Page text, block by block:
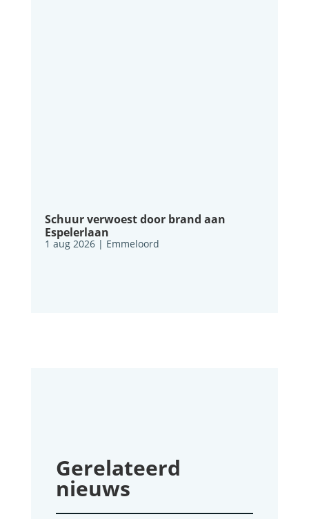
Schuur verwoest door brand aan
Espelerlaan
1 aug 2026| Emmeloord
Gerelateerd
nieuws